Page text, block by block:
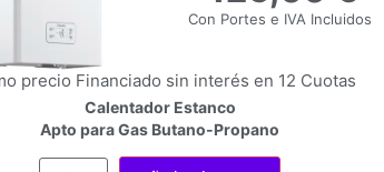
Con Portes e IVA Incluidos
precio Financiado sin interés en 12 Cuotas
Calentador Estanco
Apto para Gas Butano-Propano